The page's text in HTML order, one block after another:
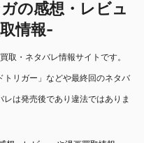
の感想・レビュ
情報-
取・ネタバレ情報サイトです。
トリガー」などや最終回のネタバ
は発売後であり違法ではありま